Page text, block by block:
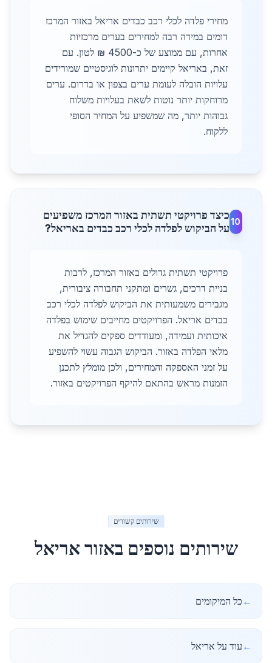
מחירי פלדה לכלי רכב כבדים אריאל באזור המרכז
דומים במידה רבה למחירים בערים מרכזיות
אחרות, עם ממוצע של כ-4500 ₪ לטון. עם
זאת, באריאל קיימים יתרונות לוגיסטיים שמורידים
עלויות הובלה לעומת ערים בצפון או בדרום. ערים
מרוחקות יותר נוטות לשאת בעלויות משלוח
גבוהות יותר, מה שמשפיע על המחיר הסופי
ללקוח.
10
כיצד פרויקטי תשתית באזור המרכז משפיעים
על הביקוש לפלדה לכלי רכב כבדים באריאל?
פרויקטי תשתית גדולים באזור המרכז, לרבות
בניית דרכים, גשרים ומתקני תחבורה ציבורית,
מגבירים משמעותית את הביקוש לפלדה לכלי רכב
כבדים אריאל. הפרויקטים מחייבים שימוש בפלדה
איכותית ועמידה, ומעודדים ספקים להגדיל את
מלאי הפלדה באזור. הביקוש הגבוה עשוי להשפיע
על זמני האספקה והמחירים, ולכן מומלץ לתכנן
הזמנות מראש בהתאם להיקף הפרויקטים באזור.
שירותים קשורים
שירותים נוספים באזוראריאל
← כל המיקומים
← עוד על אריאל